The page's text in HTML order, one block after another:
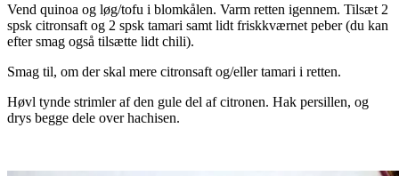
Vend quinoa og løg/tofu i blomkålen. Varm retten igennem. Tilsæt 2
spsk citronsaft og 2 spsk tamari samt lidt friskkværnet peber (du kan
efter smag også tilsætte lidt chili).
Smag til, om der skal mere citronsaft og/eller tamari i retten.
Høvl tynde strimler af den gule del af citronen. Hak persillen, og
drys begge dele over hachisen.